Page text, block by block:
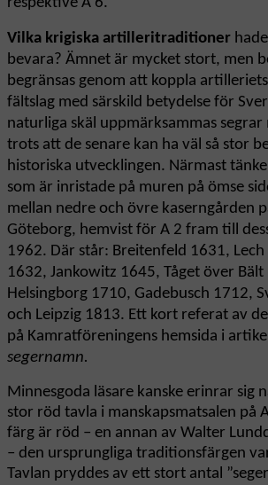
Vilka krigiska artilleritraditioner
bevara? Ämnet är mycket stort, men
begränsas genom att koppla
fältslag med särskild betydelse för
naturliga skäl uppmärksammas
trots att de senare kan ha väl så stor
historiska utvecklingen. Närmast
som är inristade på muren på ömse
mellan nedre och övre kaserngården
Göteborg, hemvist för A 2 fram till
1962. Där står: Breitenfeld 1631,
1632, Jankowitz 1645, Tåget över Bält
Helsingborg 1710, Gadebusch 1712,
och Leipzig 1813. Ett kort referat av
på Kamratföreningens hemsida i
segernamn.
Minnesgoda läsare kanske erinrar sig
stor röd tavla i manskapsmatsalen på
färg är röd – en annan av Walter
– den ursprungliga traditionsfärgen
Tavlan pryddes av ett stort antal